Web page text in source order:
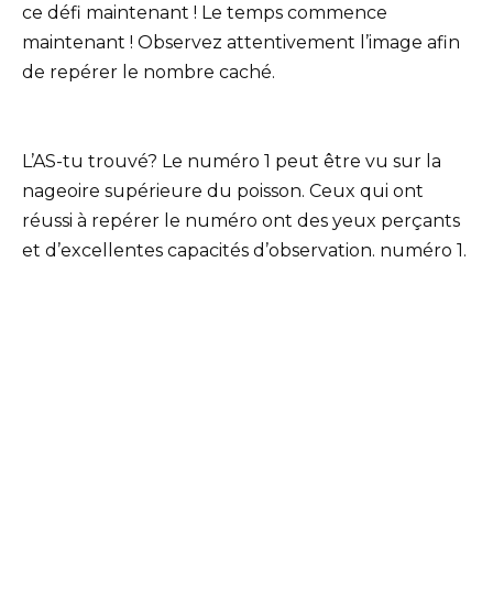
ce défi maintenant ! Le temps commence
maintenant ! Observez attentivement l’image afin
de repérer le nombre caché.
L’AS-tu trouvé? Le numéro 1 peut être vu sur la
nageoire supérieure du poisson. Ceux qui ont
réussi à repérer le numéro ont des yeux perçants
et d’excellentes capacités d’observation. numéro 1.